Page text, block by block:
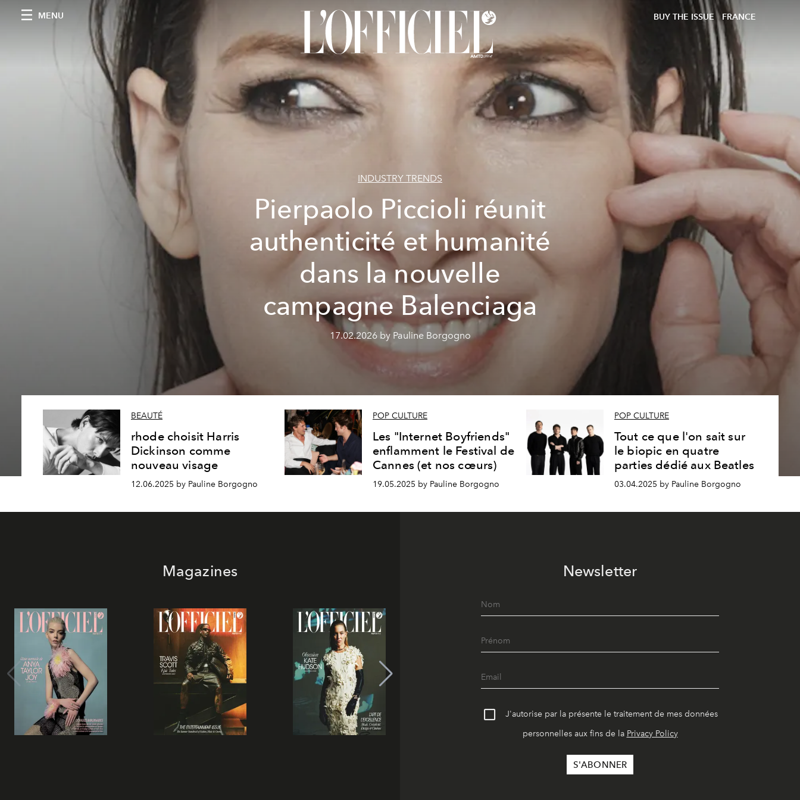
MENU BUY THE ISSUE FRANCE
INDUSTRY TRENDS
Pierpaolo Piccioli réunit
authenticité et humanité
dans la nouvelle
campagne Balenciaga
17.02.2026 by Pauline Borgogno
BEAUTÉ
rhode choisit Harris
Dickinson comme
nouveau visage
12.06.2025 by Pauline Borgogno
POP CULTURE
Les "Internet Boyfriends"
enflamment le Festival de
Cannes (et nos cœurs)
19.05.2025 by Pauline Borgogno
POP CULTURE
Tout ce que l'on sait sur
le biopic en quatre
parties dédié aux Beatles
03.04.2025 by Pauline Borgogno
Magazines Newsletter
J'autorise par la présente le traitement de mes données
personnelles aux fins de la Privacy Policy